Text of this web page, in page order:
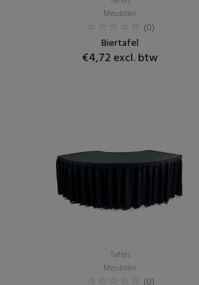
Meubilair
(0)
Biertafel
€4,72 excl. btw
Tafels
Meubilair